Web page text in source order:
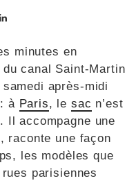
minutes en
canal Saint-Martin
samedi après-midi
à Paris, lesac n’est
Il accompagne une
raconte une façon
les modèles que
parisiennes